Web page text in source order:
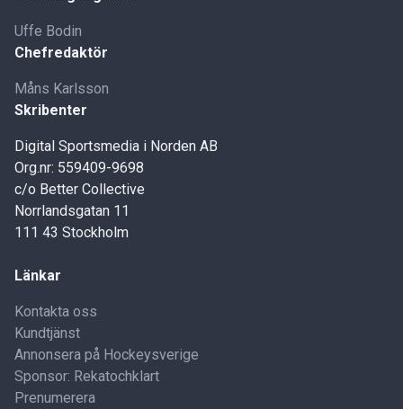
Uffe Bodin
Chefredaktör
Måns Karlsson
Skribenter
Digital Sportsmedia i Norden AB
Org.nr: 559409-9698
c/o Better Collective
Norrlandsgatan 11
111 43 Stockholm
Länkar
Kontakta oss
Kundtjänst
Annonsera på Hockeysverige
Sponsor: Rekatochklart
Prenumerera